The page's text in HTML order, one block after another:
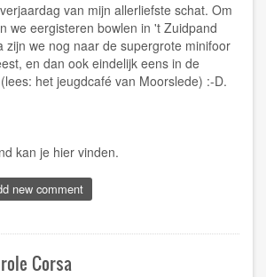
van mijn allerliefste schat. Om
we eergisteren bowlen in 't Zuidpand
zijn we nog naar de supergrote minifoor
en dan ook eindelijk eens in de
het jeugdcafé van Moorslede) :-D.
kan je hier vinden.
new comment
Corsa